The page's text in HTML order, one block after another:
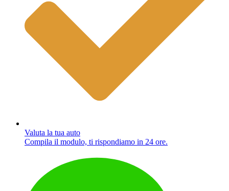
Valuta la tua auto
Compila il modulo, ti rispondiamo in 24 ore.